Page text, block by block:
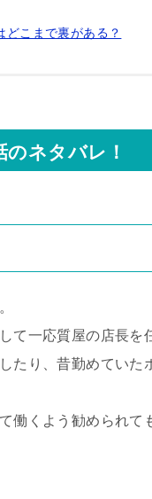
こまで裏がある？
のネタバレ！
て一応質屋の店長を
たり、昔勤めてい
働くよう勧められ